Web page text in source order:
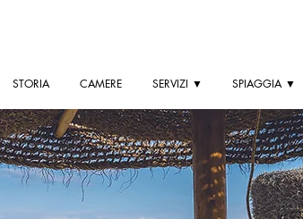
STORIA CAMERE SERVIZI ▼ SPIAGGIA ▼